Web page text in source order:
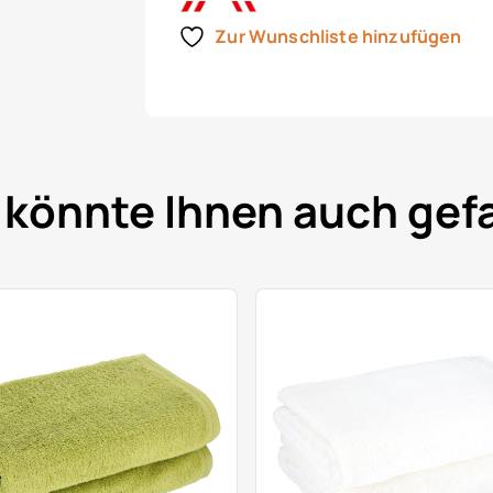
Zur Wunschliste hinzufügen
Ihnen auch